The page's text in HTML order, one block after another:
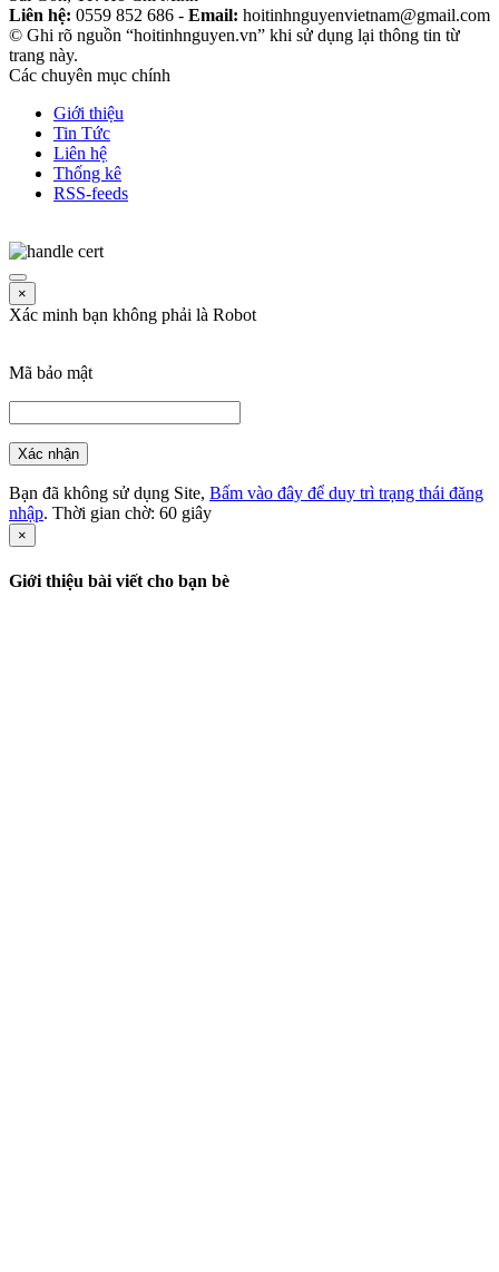
Liên hệ: 0559 852 686 - Email: hoitinhnguyenvietnam@gmail.com
© Ghi rõ nguồn “hoitinhnguyen.vn” khi sử dụng lại thông tin từ
trang này.
Các chuyên mục chính
Giới thiệu
Tin Tức
Liên hệ
Thống kê
RSS-feeds
×
Xác minh bạn không phải là Robot
Mã bảo mật
Xác nhận
Bạn đã không sử dụng Site, Bấm vào đây để duy trì trạng thái đăng
nhập. Thời gian chờ: 60 giây
×
Giới thiệu bài viết cho bạn bè